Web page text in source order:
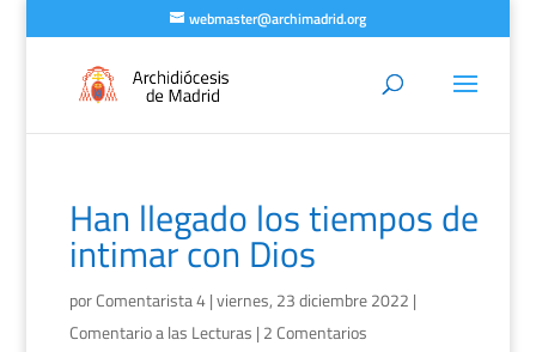
webmaster@archimadrid.org
Han llegado los tiempos de
intimar con Dios
porComentarista 4|viernes, 23 diciembre 2022 |
Comentario a las Lecturas | 2 Comentarios